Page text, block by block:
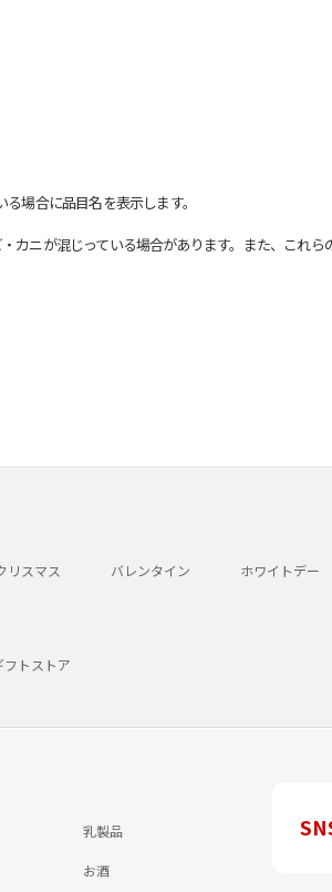
場合に品目名を表示します。
ニが混じっている場合があります。また、これら
リスマス バレンタイン ホワイトデー
フトストア
乳製品
お酒